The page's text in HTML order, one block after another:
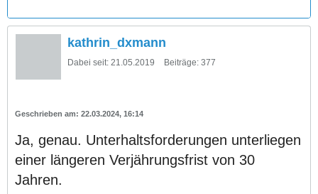
kathrin_dxmann
Dabei seit: 21.05.2019 Beiträge: 377
22.03.2024, 16:14
Ja, genau. Unterhaltsforderungen unterliegen
einer längeren Verjährungsfrist von 30
Jahren.